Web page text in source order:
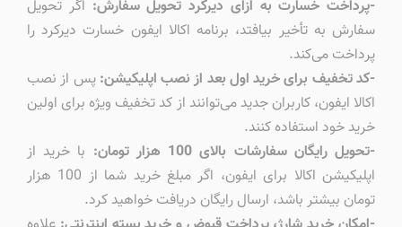
-پرداخت خسارت به ازای دیرکرد تحویل سفارش: اگر تحویل
سفارش به تأخیر بیافتد، برنامه اکالا ایفون خسارت دیرکرد را
پرداخت می‌کند.
-کد تخفیف برای خرید اول بعد از نصب اپلیکیشن: پس از نصب
اکالا ایفون، کاربران جدید می‌توانند از کد تخفیف ویژه برای اولین
خرید خود استفاده کنند.
-تحویل رایگان سفارشات بالای 100 هزار تومان:
با خرید از
اپلیکیشن اکالا برای ایفون، اگر مبلغ خرید شما از 100 هزار
تومان بیشتر باشد، ارسال رایگان دریافت خواهید کرد.